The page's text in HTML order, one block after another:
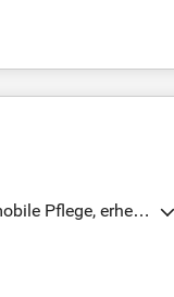
Pflege, erheb